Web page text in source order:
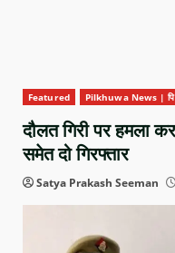
Featured Pilkhuwa News |
दौलत गिरी पर हमला
समेत दो गिरफ्तार
Satya Prakash Seeman